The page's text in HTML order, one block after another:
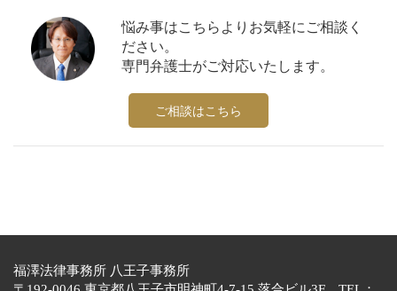
悩み事はこちらよりお気軽にご相談く
ださい。
専門弁護士がご対応いたします。
ご相談はこちら
福澤法律事務所 八王子事務所